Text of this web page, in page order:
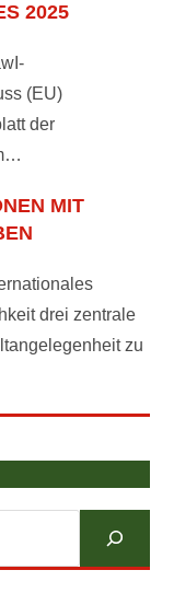
2025
(EU)
der
MIT
drei zentrale
zu